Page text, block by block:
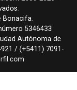
Bonacifa.
5346433
Autónoma de
/ (+5411) 7091-